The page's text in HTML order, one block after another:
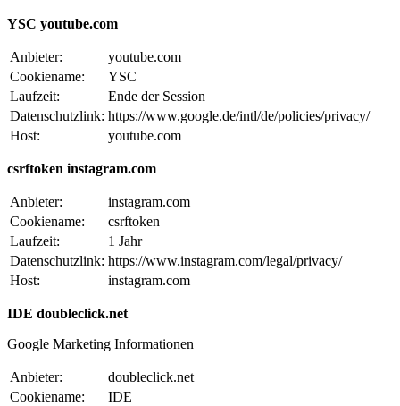
YSC youtube.com
Anbieter:
youtube.com
Cookiename:
YSC
Laufzeit:
Ende der Session
Datenschutzlink: https://www.google.de/intl/de/policies/privacy/
Host:
youtube.com
csrftoken instagram.com
Anbieter:
instagram.com
Cookiename:
csrftoken
Laufzeit:
1 Jahr
Datenschutzlink: https://www.instagram.com/legal/privacy/
Host:
instagram.com
IDE doubleclick.net
Google Marketing Informationen
Anbieter:
doubleclick.net
Cookiename:
IDE